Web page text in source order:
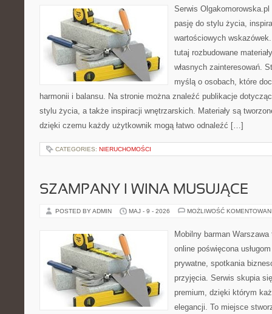
Serwis
pasję do stylu życia,
wartościowych
tutaj rozbudowane
własnych zainteresowań.
myślą o osobach, które
harmonii i balansu. Na stronie można znaleźć publikacje
stylu życia, a także inspiracji wnętrzarskich. Materiały są
dzięki czemu każdy użytkownik mogą łatwo odnaleźć […]
CATEGORIES: NIERUCHOMOŚCI
SZAMPANY I WINA MUSUJĄCE
POSTED BY ADMIN MAJ - 9 - 2026 MOŻLIWOŚĆ
Mobilny barman
online poświęcona
prywatne, spotkania
przyjęcia. Serwis skupia
premium, dzięki którym
elegancji. To miejsce